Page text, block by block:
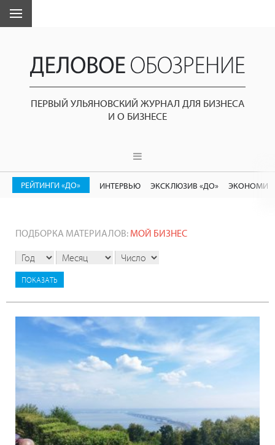
ПЕРВЫЙ УЛЬЯНОВСКИЙ ЖУРНАЛ ДЛЯ БИЗНЕСА
И О БИЗНЕСЕ
РЕЙТИНГИ «ДО» ИНТЕРВЬЮ ЭКСКЛЮЗИВ «ДО»
ПОДБОРКА МАТЕРИАЛОВ: МОЙ БИЗНЕС